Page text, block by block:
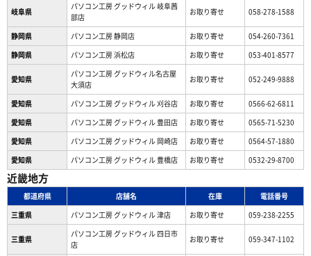
岐阜県
パソコン工房 グッドウィル 岐阜茜
部店
お取り寄せ 058-278-1588
静岡県 パソコン工房 静岡店 お取り寄せ
054-260-7361
静岡県
パソコン工房 浜松店 お取り寄せ 053-401-8577
愛知県
パソコン工房 グッドウィル名古屋
大須店
お取り寄せ 052-249-9888
愛知県 パソコン工房 グッドウィル 刈谷店 お取り寄せ
0566-62-6811
愛知県
パソコン工房 グッドウィル 豊田店 お取り寄せ
0565-71-5230
愛知県
パソコン工房 グッドウィル 岡崎店 お取り寄せ
0564-57-1880
愛知県
パソコン工房 グッドウィル 豊橋店 お取り寄せ 0532-29-8700
近畿地方
都道府県 店舗名 在庫
電話番号
三重県
パソコン工房 グッドウィル 津店 お取り寄せ 059-238-2255
三重県
パソコン工房 グッドウィル 四日市
店
お取り寄せ 059-347-1102